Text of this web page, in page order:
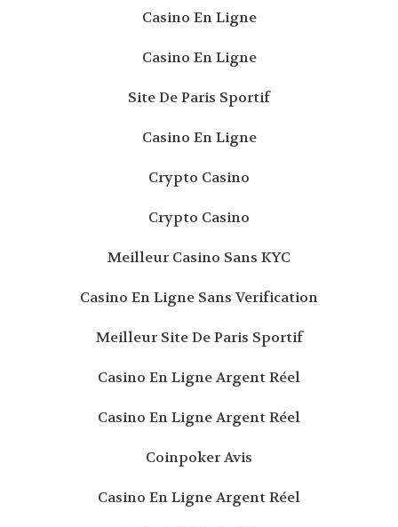
Casino En Ligne
Casino En Ligne
Site De Paris Sportif
Casino En Ligne
Crypto Casino
Crypto Casino
Meilleur Casino Sans KYC
Casino En Ligne Sans Verification
Meilleur Site De Paris Sportif
Casino En Ligne Argent Réel
Casino En Ligne Argent Réel
Coinpoker Avis
Casino En Ligne Argent Réel